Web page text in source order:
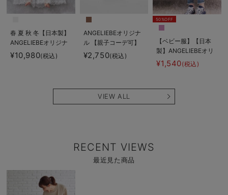
春 夏 秋 冬【日本製】
ANGELIEBEオリジナ
ル リバティ小花柄
セレモニードレス
¥10,980(税込)
ANGELIEBEオリジナ
ル 【親子コーデ可】
フリル衿テレコボディ
¥2,750(税込)
50%OFF
【ベビー服】【日本
製】ANGELIEBEオリ
ジナルカレッジロゴロ
ンパース
¥1,540(税込)
VIEW ALL
RECENT VIEWS
最近見た商品
商